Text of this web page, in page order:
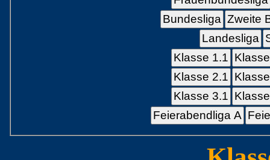
Bundesliga Zweite
Landesliga
Klasse 1.1
Klasse 2.1
Klasse 3.1
Feierabendliga A